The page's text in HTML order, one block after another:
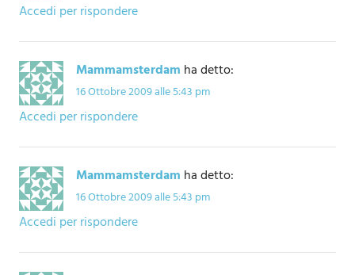
Accedi per rispondere
Mammamsterdam ha detto:
16 Ottobre 2009 alle 5:43 pm
Accedi per rispondere
Mammamsterdam ha detto:
16 Ottobre 2009 alle 5:43 pm
Accedi per rispondere